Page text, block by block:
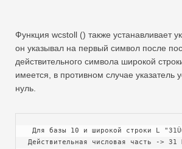
Сводная таблица
TechTV
Swift
Функция wcstoll () также устанавливает
он указывал на первый символ после
действительного символа широкой
имеется, в противном случае указатель
нуль.
Действительная числовая часть -> 31